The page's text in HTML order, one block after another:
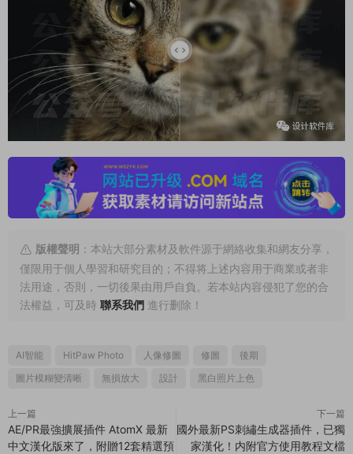
版權聲明 ：本站大部分素材及軟件源于網絡收集和網友分享，
僅限用于個人學習和研究目的；不得将上述内容用于商業或者非
法用途，否則，一切後果由用戶自負。若本站内容侵犯了您的合
法權益，可及時 聯系我們 進行删除！
AI智能 HitPaw Photo 人像修圖 修圖
後期
圖片模糊變清晰
無損放大 設計 黑白照片上色
上一篇
AE/PR最強擴展插件 AtomX 最新
中文漢化版來了，附贈12套精選預
下一篇
國外最新PS刺繡生成器插件，已獨
家漢化！内附官方使用教程文檔